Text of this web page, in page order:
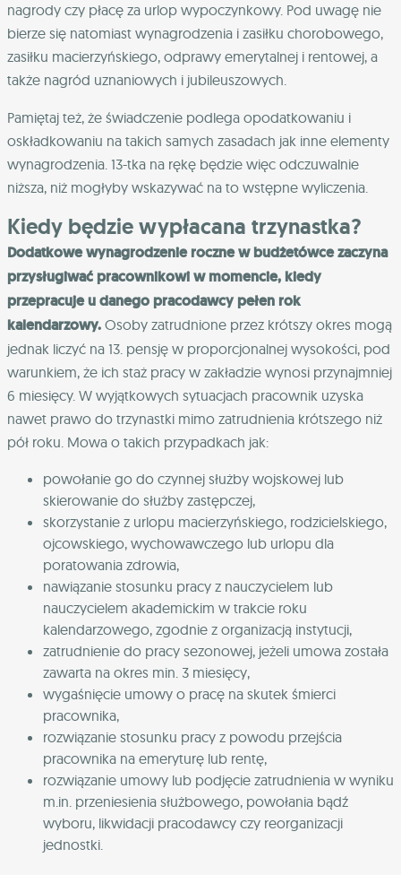
nagrody czy płacę za urlop wypoczynkowy. Pod uwagę nie
bierze się natomiast wynagrodzenia i zasiłku chorobowego,
zasiłku macierzyńskiego, odprawy emerytalnej i rentowej, a
także nagród uznaniowych i jubileuszowych.
Pamiętaj też, że świadczenie podlega opodatkowaniu i
oskładkowaniu na takich samych zasadach jak inne elementy
wynagrodzenia. 13-tka na rękę będzie więc odczuwalnie
niższa, niż mogłyby wskazywać na to wstępne wyliczenia.
Kiedy będzie wypłacana trzynastka?
Dodatkowe wynagrodzenie roczne w budżetówce zaczyna
przysługiwać pracownikowi w momencie, kiedy
przepracuje u danego pracodawcy pełen rok
kalendarzowy. Osoby zatrudnione przez krótszy okres mogą
jednak liczyć na 13. pensję w proporcjonalnej wysokości, pod
warunkiem, że ich staż pracy w zakładzie wynosi przynajmniej
6 miesięcy. W wyjątkowych sytuacjach pracownik uzyska
nawet prawo do trzynastki mimo zatrudnienia krótszego niż
pół roku. Mowa o takich przypadkach jak:
powołanie go do czynnej służby wojskowej lub
skierowanie do służby zastępczej,
skorzystanie z urlopu macierzyńskiego, rodzicielskiego,
ojcowskiego, wychowawczego lub urlopu dla
poratowania zdrowia,
nawiązanie stosunku pracy z nauczycielem lub
nauczycielem akademickim w trakcie roku
kalendarzowego, zgodnie z organizacją instytucji,
zatrudnienie do pracy sezonowej, jeżeli umowa została
zawarta na okres min. 3 miesięcy,
wygaśnięcie umowy o pracę na skutek śmierci
pracownika,
rozwiązanie stosunku pracy z powodu przejścia
pracownika na emeryturę lub rentę,
rozwiązanie umowy lub podjęcie zatrudnienia w wyniku
m.in. przeniesienia służbowego, powołania bądź
wyboru, likwidacji pracodawcy czy reorganizacji
jednostki.